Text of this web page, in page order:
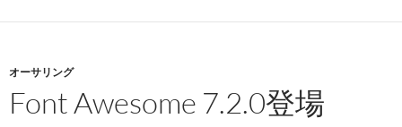
オーサリング
Font Awesome 7.2.0登場